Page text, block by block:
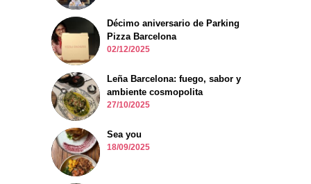
Décimo aniversario de Parking
Pizza Barcelona
02/12/2025
Leña Barcelona: fuego, sabor y
ambiente cosmopolita
27/10/2025
Sea you
18/09/2025